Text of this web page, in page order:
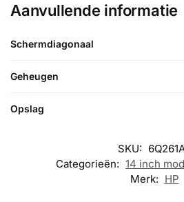
Aanvullende informatie
Schermdiagonaal
Geheugen
Opslag
SKU:
Categorieën: 14 inch
Merk: HP